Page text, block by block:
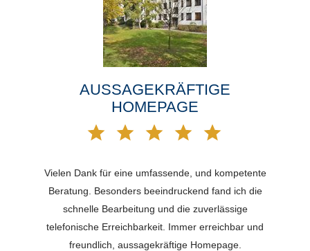
AUSSAGEKRÄFTIGE
HOMEPAGE
Vielen Dank für eine umfassende, und kompetente
Beratung. Besonders beeindruckend fand ich die
schnelle Bearbeitung und die zuverlässige
telefonische Erreichbarkeit. Immer erreichbar und
freundlich, aussagekräftige Homepage.